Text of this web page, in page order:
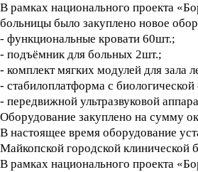
В рамках национального проекта
больницы было закуплено новое
- функциональные кровати 60шт.;
- подъёмник для больных 2шт.;
- комплект мягких модулей для зала
- стабилоплатформа с
- передвижной ультразвуковой
Оборудование закуплено на сумму
В настоящее время оборудование
Майкопской городской клинической
В рамках национального проекта